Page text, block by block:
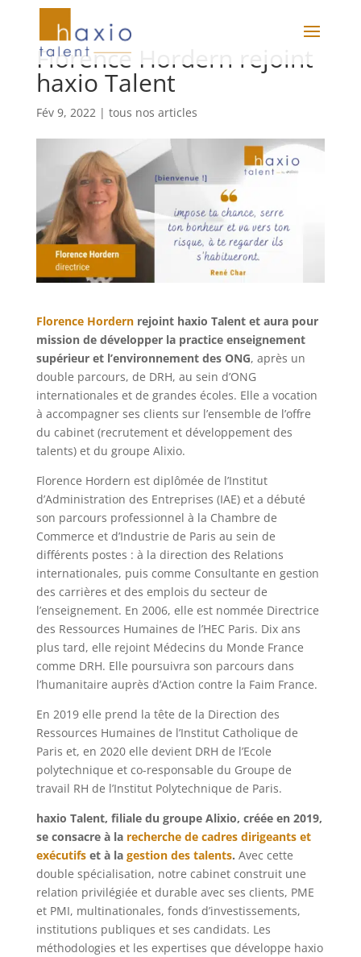
Florence Hordern rejoint
haxio Talent
Fév 9, 2022| tous nos articles
Florence Hordernrejoint haxio Talent et aura pour
mission de développer la practice enseignement
supérieur et l’environnement des ONG, après un
double parcours, de DRH, au sein d’ONG
internationales et de grandes écoles. Elle a vocation
à accompagner ses clients sur l’ensemble de l’offre
du cabinet (recrutement et développement des
talents) et du groupe Alixio.
Florence Hordern est diplômée de l’Institut
d’Administration des Entreprises (IAE) et a débuté
son parcours professionnel à la Chambre de
Commerce et d’Industrie de Paris au sein de
différents postes : à la direction des Relations
internationales, puis comme Consultante en gestion
des carrières et des emplois du secteur de
l’enseignement. En 2006, elle est nommée Directrice
des Ressources Humaines de l’HEC Paris. Dix ans
plus tard, elle rejoint Médecins du Monde France
comme DRH. Elle poursuivra son parcours dans
l’humanitaire auprès d’Action contre la Faim France.
En 2019 elle prend la tête de la Direction des
Ressources Humaines de l’Institut Catholique de
Paris et, en 2020 elle devient DRH de l’Ecole
polytechnique et co-responsable du Groupe de
travail RH de l’Institut Polytechnique de Paris.
haxio Talent, filiale du groupe Alixio, créée en 2019,
se consacre à la recherche de cadres dirigeants et
exécutifset à la gestion des talents. Avec cette
double spécialisation, notre cabinet construit une
relation privilégiée et durable avec ses clients, PME
et PMI, multinationales, fonds d’investissements,
institutions publiques et ses candidats. Les
méthodologies et les expertises que développe haxio